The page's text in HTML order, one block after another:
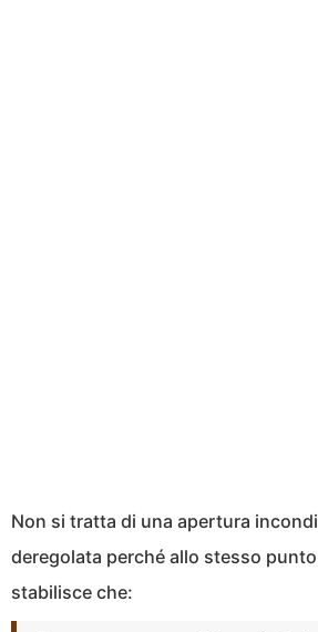
Non si tratta di una apertura
deregolata perché allo stesso punto
stabilisce che: